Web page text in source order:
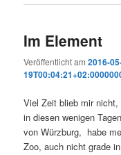
Im Element
Veröffentlicht am2016-
Viel Zeit blieb mir nicht,
in diesen wenigen
von Würzburg, habe
Zoo, auch nicht grade